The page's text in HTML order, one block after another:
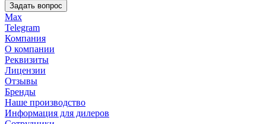
Задать вопрос
Max
Telegram
Компания
О компании
Реквизиты
Лицензии
Отзывы
Бренды
Наше производство
Информация для дилеров